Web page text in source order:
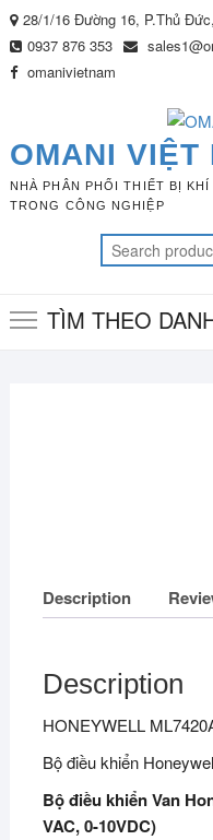
Skip
to
content
28/1/16 Đường 16, P.Thủ
0937 876 353
omanivietnam
OMANI VIỆT
NHÀ PHÂN PHỐI THIẾT BỊ
TRONG CÔNG NGHIỆP
TÌM THEO
Description
Description
HONEYWELL
Bộ điều khiển
Bộ điều khiển Van
VAC, 0-10VDC)